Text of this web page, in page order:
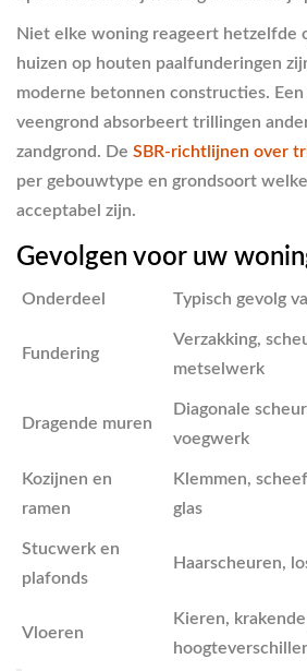
Niet elke woning reageert hetzelfde
huizen op houten paalfunderingen
moderne betonnen constructies.
veengrond absorbeert trillingen
zandgrond. De SBR-richtlijnen over
per gebouwtype en grondsoort
acceptabel zijn.
Gevolgen voor uw
Onderdeel Typisch gevolg
Fundering
Verzakking,
metselwerk
Dragende muren
Diagonale
voegwerk
Kozijnen en
ramen
Klemmen,
glas
Stucwerk en
plafonds
Haarscheuren,
Vloeren
Kieren,